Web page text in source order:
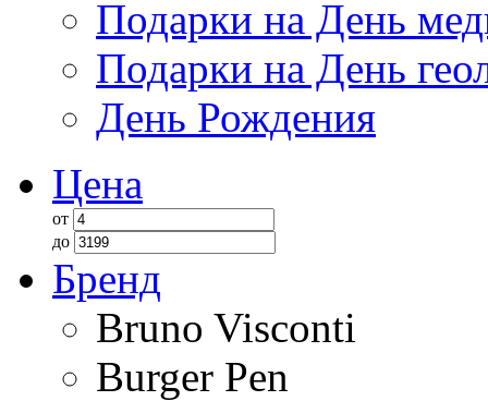
Подарки на День
Подарки на День
День Рождения
Цена
от
до
Бренд
Bruno Visconti
Burger Pen